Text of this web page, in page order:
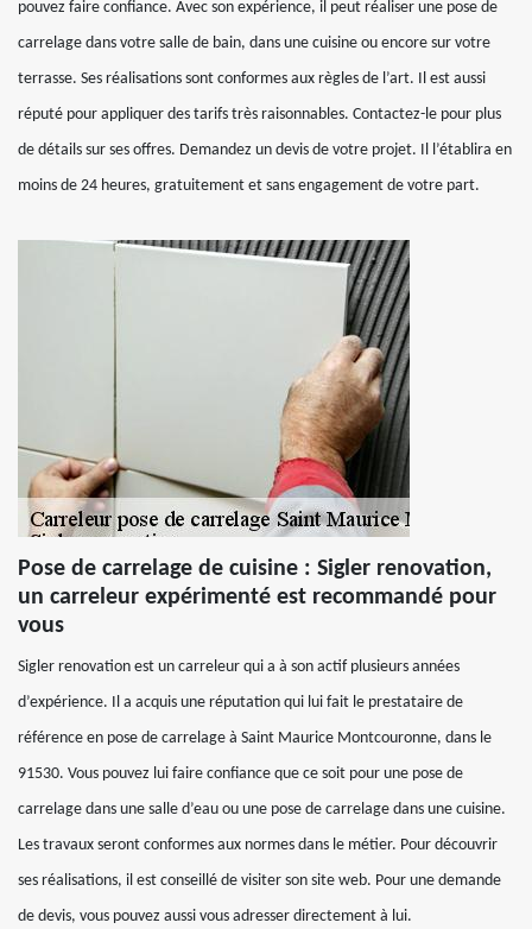
pouvez faire confiance. Avec son expérience, il peut réaliser une pose de
carrelage dans votre salle de bain, dans une cuisine ou encore sur votre
terrasse. Ses réalisations sont conformes aux règles de l’art. Il est aussi
réputé pour appliquer des tarifs très raisonnables. Contactez-le pour plus
de détails sur ses offres. Demandez un devis de votre projet. Il l’établira en
moins de 24 heures, gratuitement et sans engagement de votre part.
Pose de carrelage de cuisine : Sigler renovation,
un carreleur expérimenté est recommandé pour
vous
Sigler renovation est un carreleur qui a à son actif plusieurs années
d’expérience. Il a acquis une réputation qui lui fait le prestataire de
référence en pose de carrelage à Saint Maurice Montcouronne, dans le
91530. Vous pouvez lui faire confiance que ce soit pour une pose de
carrelage dans une salle d’eau ou une pose de carrelage dans une cuisine.
Les travaux seront conformes aux normes dans le métier. Pour découvrir
ses réalisations, il est conseillé de visiter son site web. Pour une demande
de devis, vous pouvez aussi vous adresser directement à lui.